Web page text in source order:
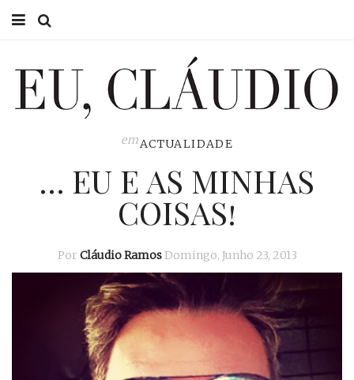
EU CLÁUDIO
EU NA TV
emACTUALIDADE
… EU E AS MINHAS
COISAS!
Por Cláudio RamosDomingo, Junho 23, 2013